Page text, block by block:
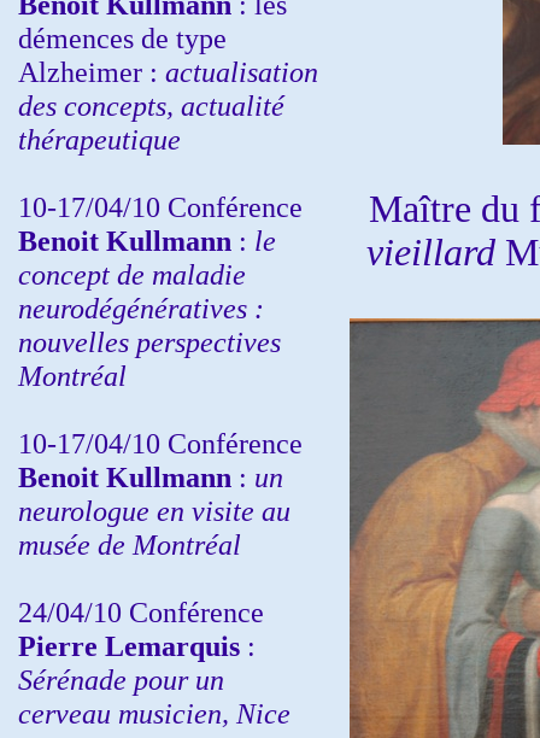
démences de type
Alzheimer : actualisation
des concepts, actualité
thérapeutique
10-17/04/10 Conférence
Benoit Kullmann : le
concept de maladie
neurodégénératives :
nouvelles perspectives
Montréal
10-17/04/10 Conférence
Benoit Kullmann : un
neurologue en visite au
musée de Montréal
24/04/10 Conférence
Pierre Lemarquis :
Sérénade pour un
cerveau musicien, Nice
Maître du
vieillard